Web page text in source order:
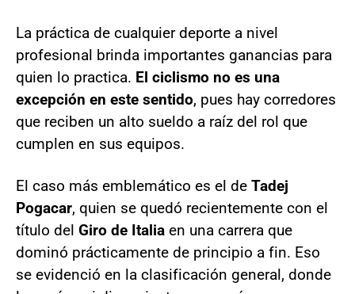
La práctica de cualquier deporte a nivel
profesional brinda importantes ganancias para
quien lo practica. El ciclismo no es una
excepción en este sentido, pues hay corredores
que reciben un alto sueldo a raíz del rol que
cumplen en sus equipos.
El caso más emblemático es el de Tadej
Pogacar, quien se quedó recientemente con el
título del Giro de Italia en una carrera que
dominó prácticamente de principio a fin. Eso
se evidenció en la clasificación general, donde